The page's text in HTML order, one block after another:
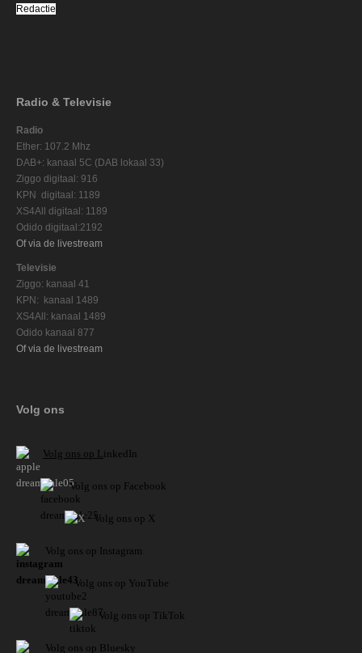
Redactie
Radio & Televisie
Radio
Ether: 107.2 Mhz
DAB+: kanaal 5C (DAB lokaal 33)
Ziggo digitaal: 916
KPN digitaal: 1189
XS4All digitaal: 1189
Odido digitaal:2192
Of via de livestream
Televisie
Ziggo: kanaal 41
KPN: kanaal 1489
XS4All: kanaal 1489
Odido kanaal 877
Of via de livestream
Volg ons
Volg ons op L inkedIn
Volg ons op Facebook
Volg ons op X
Volg ons op Instagram
Volg ons op YouTube
Volg ons op TikTok
Volg ons op Bluesky